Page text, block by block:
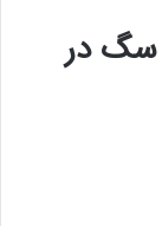
سگ در